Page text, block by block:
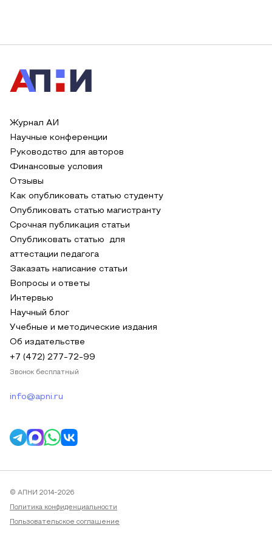
Журнал АИ
Научные конференции
Руководство для авторов
Финансовые условия
Отзывы
Как опубликовать статью студенту
Опубликовать статью магистранту
Срочная публикация статьи
Опубликовать статью для
аттестации педагога
Заказать написание статьи
Вопросы и ответы
Интервью
Научный блог
Учебные и методические издания
Об издательстве
+7 (472) 277-72-99
Звонок бесплатный
info@apni.ru
© АПНИ 2014-2026
Политика конфиденциальности
Пользовательское соглашение